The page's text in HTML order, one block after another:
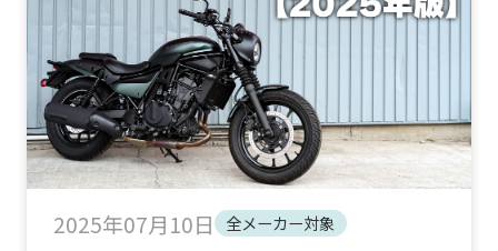
2025年07月10日 全メーカー対象